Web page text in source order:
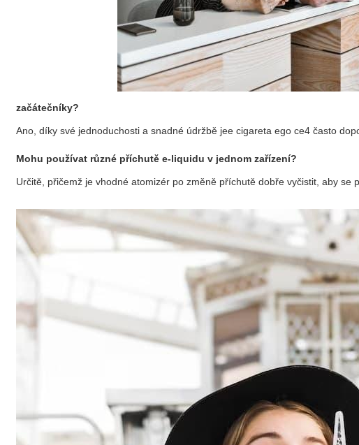
začátečníky?
Ano, díky své jednoduchosti a snadné údržbě jee cigareta ego ce4 často
Mohu používat různé příchutě e-liquidu v jednom zařízení?
Určitě, přičemž je vhodné atomizér po změně příchutě dobře vyčistit, aby se